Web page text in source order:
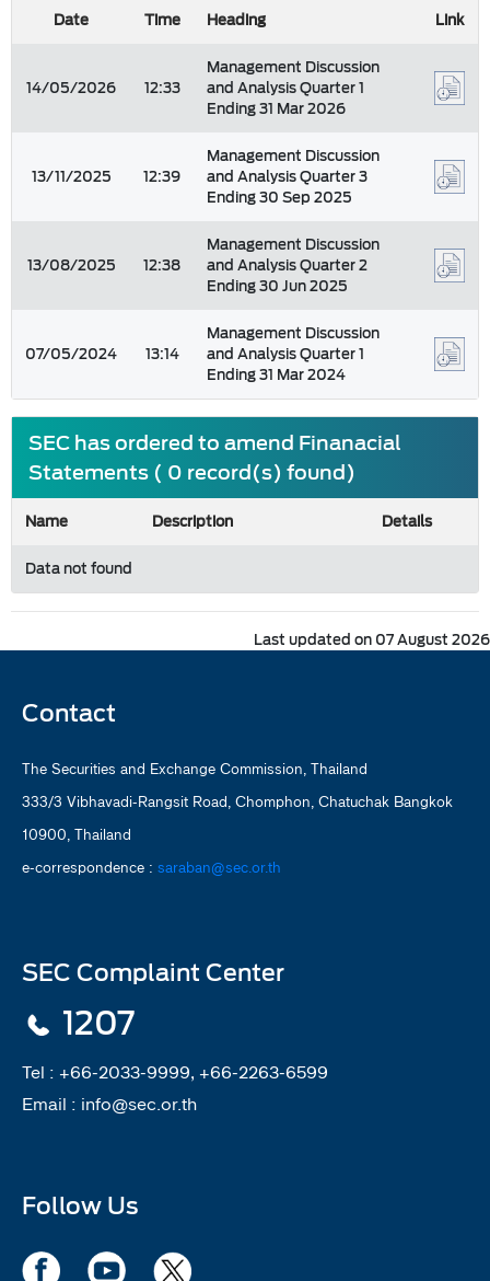
Date Time Heading Link
14/05/2026 12:33
Management Discussion
and Analysis Quarter 1
Ending 31 Mar 2026
13/11/2025 12:39
Management Discussion
and Analysis Quarter 3
Ending 30 Sep 2025
13/08/2025 12:38
Management Discussion
and Analysis Quarter 2
Ending 30 Jun 2025
07/05/2024 13:14
Management Discussion
and Analysis Quarter 1
Ending 31 Mar 2024
SEC has ordered to amend Finanacial
Statements ( 0 record(s) found)
Name Description
Details
Data not found
Last updated on 07 August 2026
Contact
The Securities and Exchange Commission, Thailand
333/3 Vibhavadi-Rangsit Road, Chomphon, Chatuchak Bangkok
10900, Thailand
e-correspondence : saraban@sec.or.th
SEC Complaint Center
1207
Tel : +66-2033-9999, +66-2263-6599
Email : info@sec.or.th
Follow Us